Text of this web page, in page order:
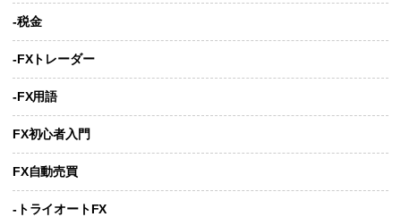
-税金
-FXトレーダー
-FX用語
FX初心者入門
FX自動売買
-トライオートFX